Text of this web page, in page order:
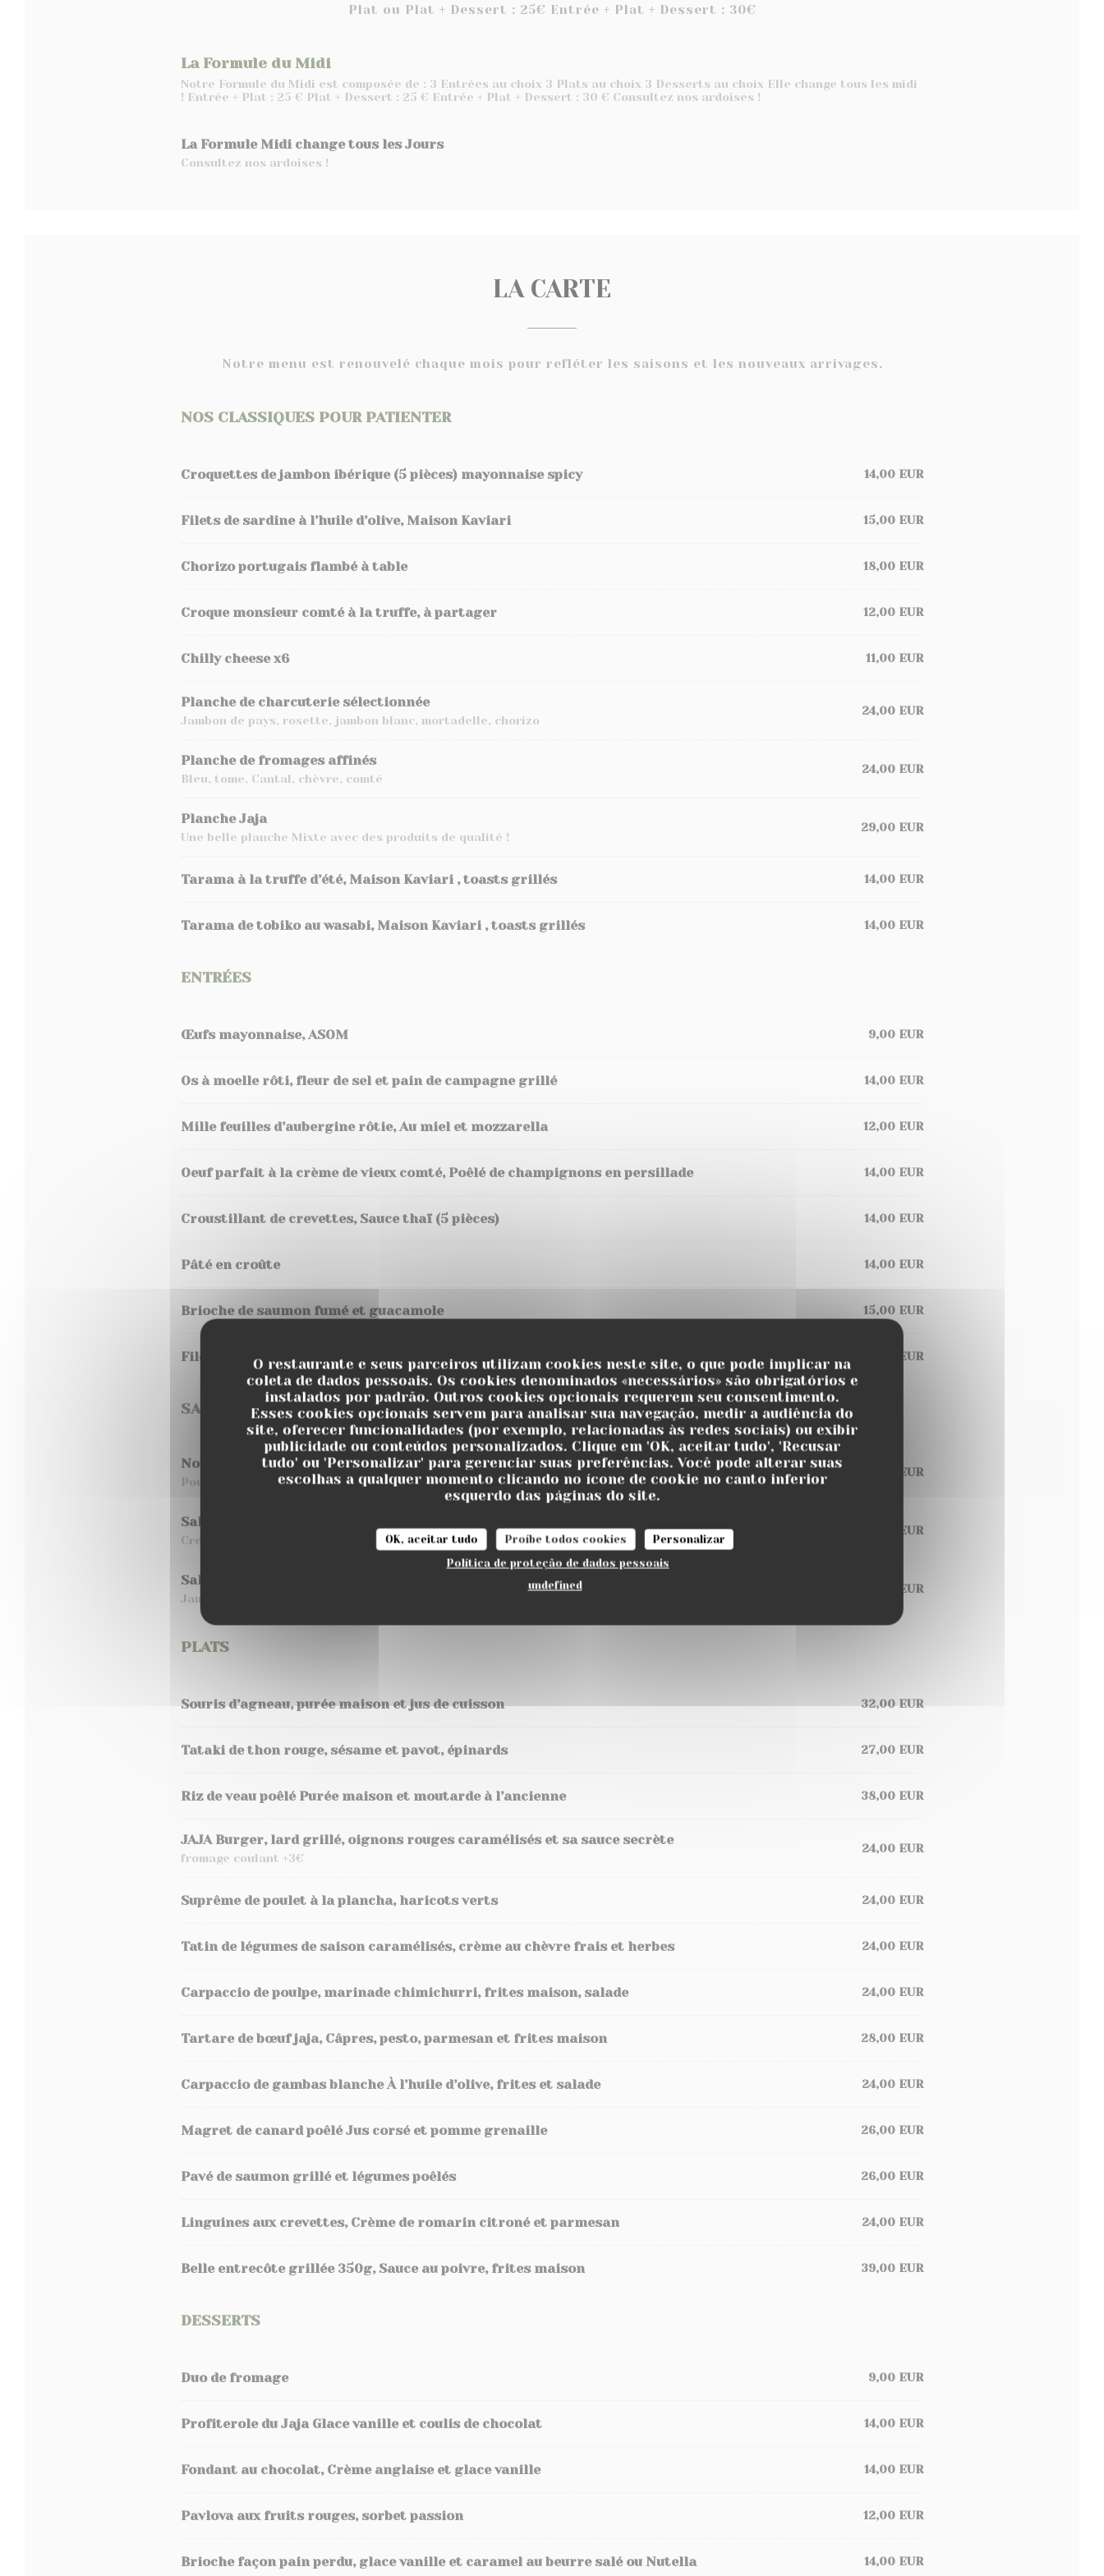
O restaurante e seus parceiros utilizam cookies neste site, o que pode implicar na
coleta de dados pessoais. Os cookies denominados «necessários» são obrigatórios e
instalados por padrão. Outros cookies opcionais requerem seu consentimento.
Esses cookies opcionais servem para analisar sua navegação, medir a audiência do
site, oferecer funcionalidades (por exemplo, relacionadas às redes sociais) ou exibir
publicidade ou conteúdos personalizados. Clique em 'OK, aceitar tudo', 'Recusar
tudo' ou 'Personalizar' para gerenciar suas preferências. Você pode alterar suas
escolhas a qualquer momento clicando no ícone de cookie no canto inferior
esquerdo das páginas do site.
OK, aceitar tudo Proíbe todos cookies
Personalizar
Política de proteção de dados pessoais
undefined
Plat ou Plat + Dessert : 25€ Entrée + Plat + Dessert : 30€
La Formule du Midi
Notre Formule du Midi est composée de : 3 Entrées au choix 3 Plats au choix 3 Desserts au choix Elle change tous les midi
! Entrée + Plat : 25 € Plat + Dessert : 25 € Entrée + Plat + Dessert : 30 € Consultez nos ardoises !
La Formule Midi change tous les Jours
Consultez nos ardoises !
LA CARTE
Notre menu est renouvelé chaque mois pour refléter les saisons et les nouveaux arrivages.
NOS CLASSIQUES POUR PATIENTER
Croquettes de jambon ibérique (5 pièces) mayonnaise spicy 14,00 EUR
Filets de sardine à l’huile d’olive, Maison Kaviari 15,00 EUR
Chorizo portugais flambé à table 18,00 EUR
Croque monsieur comté à la truffe, à partager 12,00 EUR
Chilly cheese x6 11,00 EUR
Planche de charcuterie sélectionnée
Jambon de pays, rosette, jambon blanc, mortadelle, chorizo
24,00 EUR
Planche de fromages affinés
Bleu, tome, Cantal, chèvre, comté
24,00 EUR
Planche Jaja
Une belle planche Mixte avec des produits de qualité !
29,00 EUR
Tarama à la truffe d’été, Maison Kaviari , toasts grillés 14,00 EUR
Tarama de tobiko au wasabi, Maison Kaviari , toasts grillés 14,00 EUR
ENTRÉES
Œufs mayonnaise, ASOM 9,00 EUR
Os à moelle rôti, fleur de sel et pain de campagne grillé 14,00 EUR
Mille feuilles d’aubergine rôtie, Au miel et mozzarella 12,00 EUR
Oeuf parfait à la crème de vieux comté, Poêlé de champignons en persillade 14,00 EUR
Croustillant de crevettes, Sauce thaï (5 pièces) 14,00 EUR
Pâté en croûte 14,00 EUR
Brioche de saumon fumé et guacamole 15,00 EUR
Filet de Hareng à l’huile, Pommes tièdes 12,00 EUR
SALADES
Notre salade César
Poulet croustillant, lard grillé, œuf mollet, tomates cerises, vieux Rodez et croûtons
22,00 EUR
Salade fraicheur
Crevettes, pastèque, melon, tomate, concombre et radis
22,00 EUR
Salade italienne
Jambon de pays, burrata, tomates, melon, fêta, penne
24,00 EUR
PLATS
Souris d’agneau, purée maison et jus de cuisson 32,00 EUR
Tataki de thon rouge, sésame et pavot, épinards 27,00 EUR
Riz de veau poêlé Purée maison et moutarde à l’ancienne 38,00 EUR
JAJA Burger, lard grillé, oignons rouges caramélisés et sa sauce secrète
fromage coulant +3€
24,00 EUR
Suprême de poulet à la plancha, haricots verts 24,00 EUR
Tatin de légumes de saison caramélisés, crème au chèvre frais et herbes 24,00 EUR
Carpaccio de poulpe, marinade chimichurri, frites maison, salade 24,00 EUR
Tartare de bœuf jaja, Câpres, pesto, parmesan et frites maison 28,00 EUR
Carpaccio de gambas blanche À l’huile d’olive, frites et salade 24,00 EUR
Magret de canard poêlé Jus corsé et pomme grenaille 26,00 EUR
Pavé de saumon grillé et légumes poêlés 26,00 EUR
Linguines aux crevettes, Crème de romarin citroné et parmesan 24,00 EUR
Belle entrecôte grillée 350g, Sauce au poivre, frites maison 39,00 EUR
DESSERTS
Duo de fromage 9,00 EUR
Profiterole du Jaja Glace vanille et coulis de chocolat 14,00 EUR
Fondant au chocolat, Crème anglaise et glace vanille 14,00 EUR
Pavlova aux fruits rouges, sorbet passion 12,00 EUR
Brioche façon pain perdu, glace vanille et caramel au beurre salé ou Nutella 14,00 EUR